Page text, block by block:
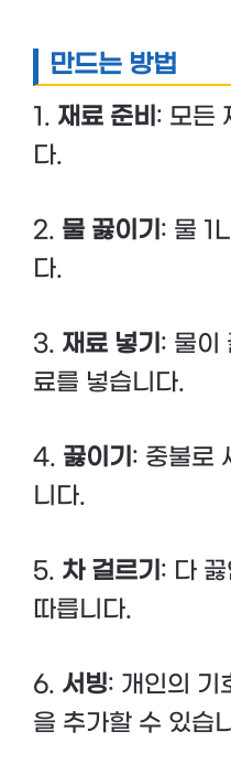
만드는 방법
1. 재료 준비 : 모든
다.
2. 물 끓이기 : 물
다.
3. 재료 넣기 : 물이
료를 넣습니다.
4. 끓이기 : 중불로
니다.
5. 차 걸르기 : 다
따릅니다.
6. 서빙: 개인의 기
을 추가할 수 있습